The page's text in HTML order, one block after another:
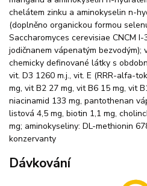
chelátem zinku a aminokyselin n-
(doplněno organickou formou
Saccharomyces cerevisiae CNCM
jodičnanem vápenatým bezvodým);
chemicky definované látky s
vit. D3 1260 m.j., vit. E (RRR-alfa-
mg, vit B2 27 mg, vit B6 15 mg, vit
niacinamid 133 mg, pantothenan
listová 4,5 mg, biotin 1,1 mg,
mg; aminokyseliny: DL-methionin
konzervanty
Dávkování